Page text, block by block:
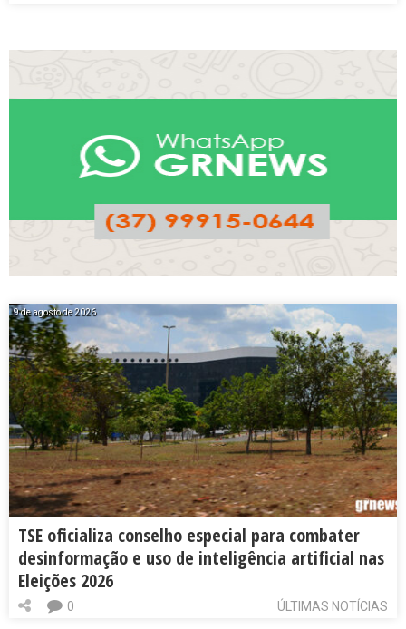
9 de agosto de 2026
TSE oficializa conselho especial para combater
desinformação e uso de inteligência artificial nas
Eleições 2026
ÚLTIMAS NOTÍCIAS
0